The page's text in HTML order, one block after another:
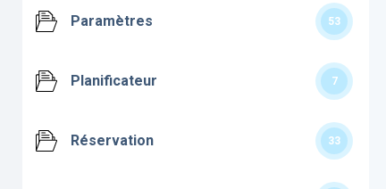
Paramètres 53
Planificateur 7
Réservation 33